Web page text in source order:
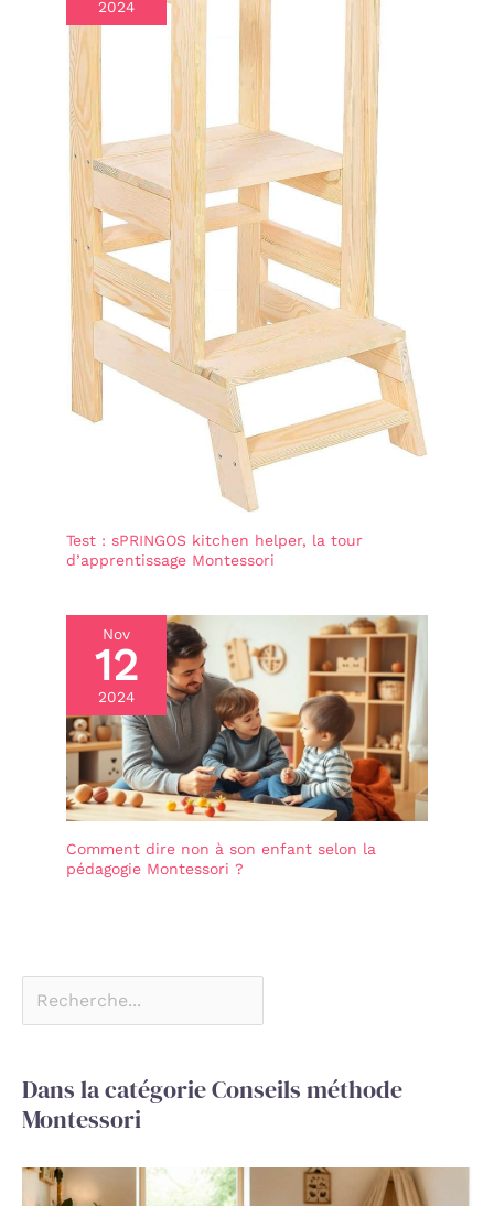
sommeil profond et
réparateur. Grâce à ses
matériaux de premier
choix et à sa fabrication
exquise, vous pourrez
vous endormir
sereinement et
lit 90x190 avec
rangement, sans souci de
qualité ni de durabilité,
et sans grincement
même si vous bougez
beaucoup. 【Élégant et
Épuré, Améliorant Votre
Style】Rembourré de lin
rose de qualité
supérieure, ce lit 1
personne sera
minimaliste, respirant et
d'intérieur et optimisant
votre chambre. Grâce à
lit 90x190 avec
rangement fera de votre
chambre un espace bien
cosy et chic. 【Profitez de
l'Achat avec Notre SAV
Réactif】N'hésitez pas à
nous contacter en cas de
questions comme des
pièces manquantes ou
endommagées, nous
ferons de notre mieux
très efficace et à
2024
Test : sPRINGOS kitchen helper, la tour
d’apprentissage Montessori
Nov
12
2024
Comment dire non à son enfant selon la
pédagogie Montessori ?
Dans la catégorie Conseils méthode
Montessori